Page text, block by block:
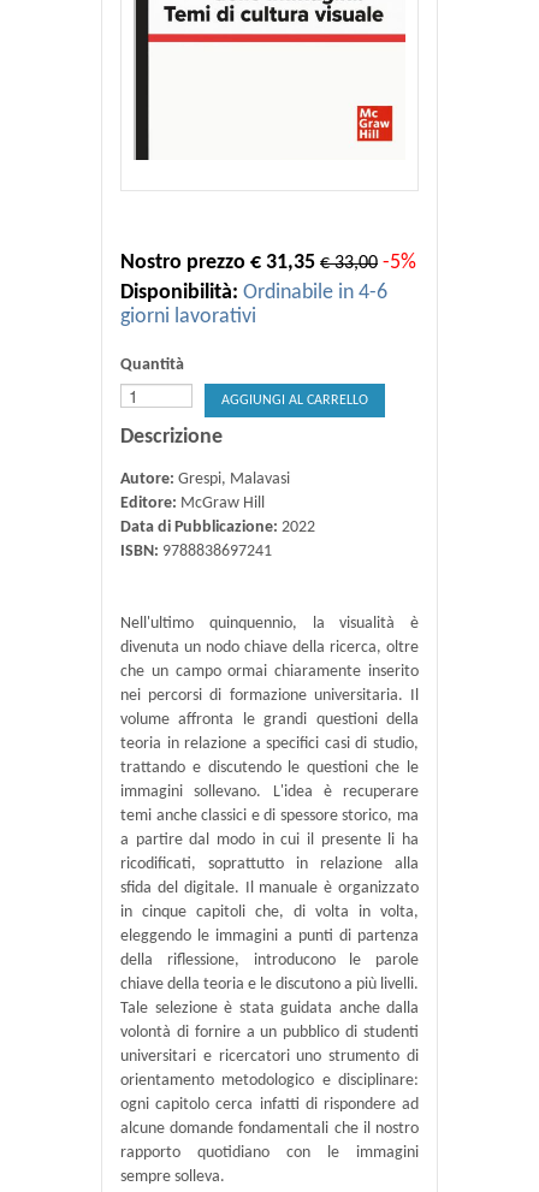
Nostro prezzo € 31,35 € 33,00 -5%
Disponibilità: Ordinabile in 4-6
giorni lavorativi
Quantità
AGGIUNGI AL CARRELLO
Descrizione
Autore: Grespi, Malavasi
Editore: McGraw Hill
Data di Pubblicazione: 2022
ISBN: 9788838697241
Nell'ultimo quinquennio, la visualità è
divenuta un nodo chiave della ricerca, oltre
che un campo ormai chiaramente inserito
nei percorsi di formazione universitaria. Il
volume affronta le grandi questioni della
teoria in relazione a specifici casi di studio,
trattando e discutendo le questioni che le
immagini sollevano. L'idea è recuperare
temi anche classici e di spessore storico, ma
a partire dal modo in cui il presente li ha
ricodificati, soprattutto in relazione alla
sfida del digitale. Il manuale è organizzato
in cinque capitoli che, di volta in volta,
eleggendo le immagini a punti di partenza
della riflessione, introducono le parole
chiave della teoria e le discutono a più livelli.
Tale selezione è stata guidata anche dalla
volontà di fornire a un pubblico di studenti
universitari e ricercatori uno strumento di
orientamento metodologico e disciplinare:
ogni capitolo cerca infatti di rispondere ad
alcune domande fondamentali che il nostro
rapporto quotidiano con le immagini
sempre solleva.